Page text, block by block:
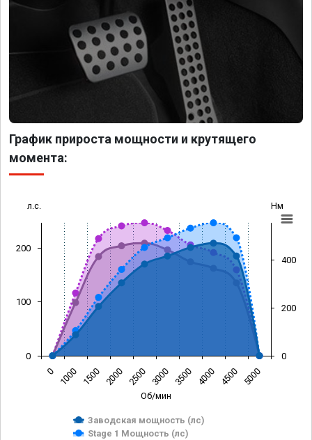
График прироста мощности и крутящего
момента:
Об/мин
л.с. Нм
Заводская мощность (лс)
Stage 1 Мощность (лс)
0 1000 1500 2000 2500 3000 3500 4000 4500 5000
0
100
200
0
200
400